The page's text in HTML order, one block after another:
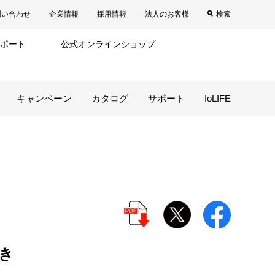
い合わせ 企業情報 採用情報 法人のお客様 検索
ート 公式オンラインショップ
キャンペーン カタログ サポート IoLIFE